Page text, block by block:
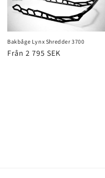
Bakbåge Lynx Shredder 3700
Ordinarie
Från 2 795 SEK